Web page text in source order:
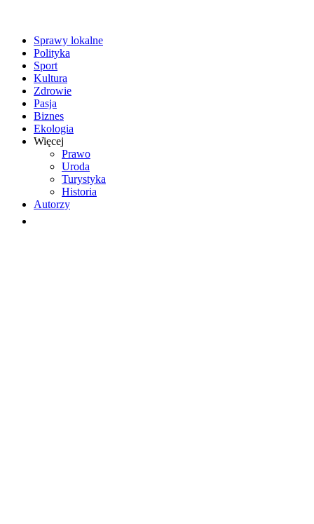
Sprawy lokalne
Polityka
Sport
Kultura
Zdrowie
Pasja
Biznes
Ekologia
Więcej
Prawo
Uroda
Turystyka
Historia
Autorzy